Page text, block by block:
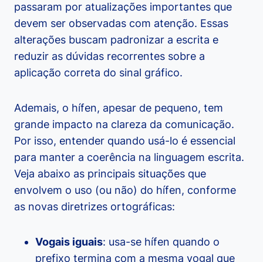
passaram por atualizações importantes que
devem ser observadas com atenção. Essas
alterações buscam padronizar a escrita e
reduzir as dúvidas recorrentes sobre a
aplicação correta do sinal gráfico.
Ademais, o hífen, apesar de pequeno, tem
grande impacto na clareza da comunicação.
Por isso, entender quando usá-lo é essencial
para manter a coerência na linguagem escrita.
Veja abaixo as principais situações que
envolvem o uso (ou não) do hífen, conforme
as novas diretrizes ortográficas:
Vogais iguais: usa-se hífen quando o
prefixo termina com a mesma vogal que